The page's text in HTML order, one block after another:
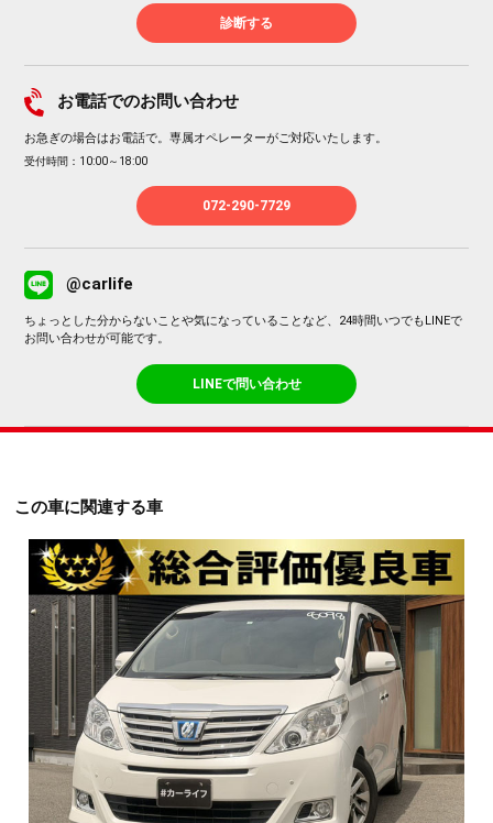
診断する
お電話でのお問い合わせ
お急ぎの場合はお電話で。専属オペレーターがご対応いたします。
受付時間：10:00～18:00
072-290-7729
@carlife
ちょっとした分からないことや気になっていることなど、24時間いつでもLINEで
お問い合わせが可能です。
LINEで問い合わせ
この車に関連する車